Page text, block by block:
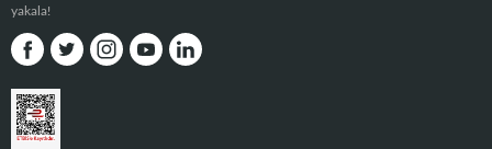
yakala!